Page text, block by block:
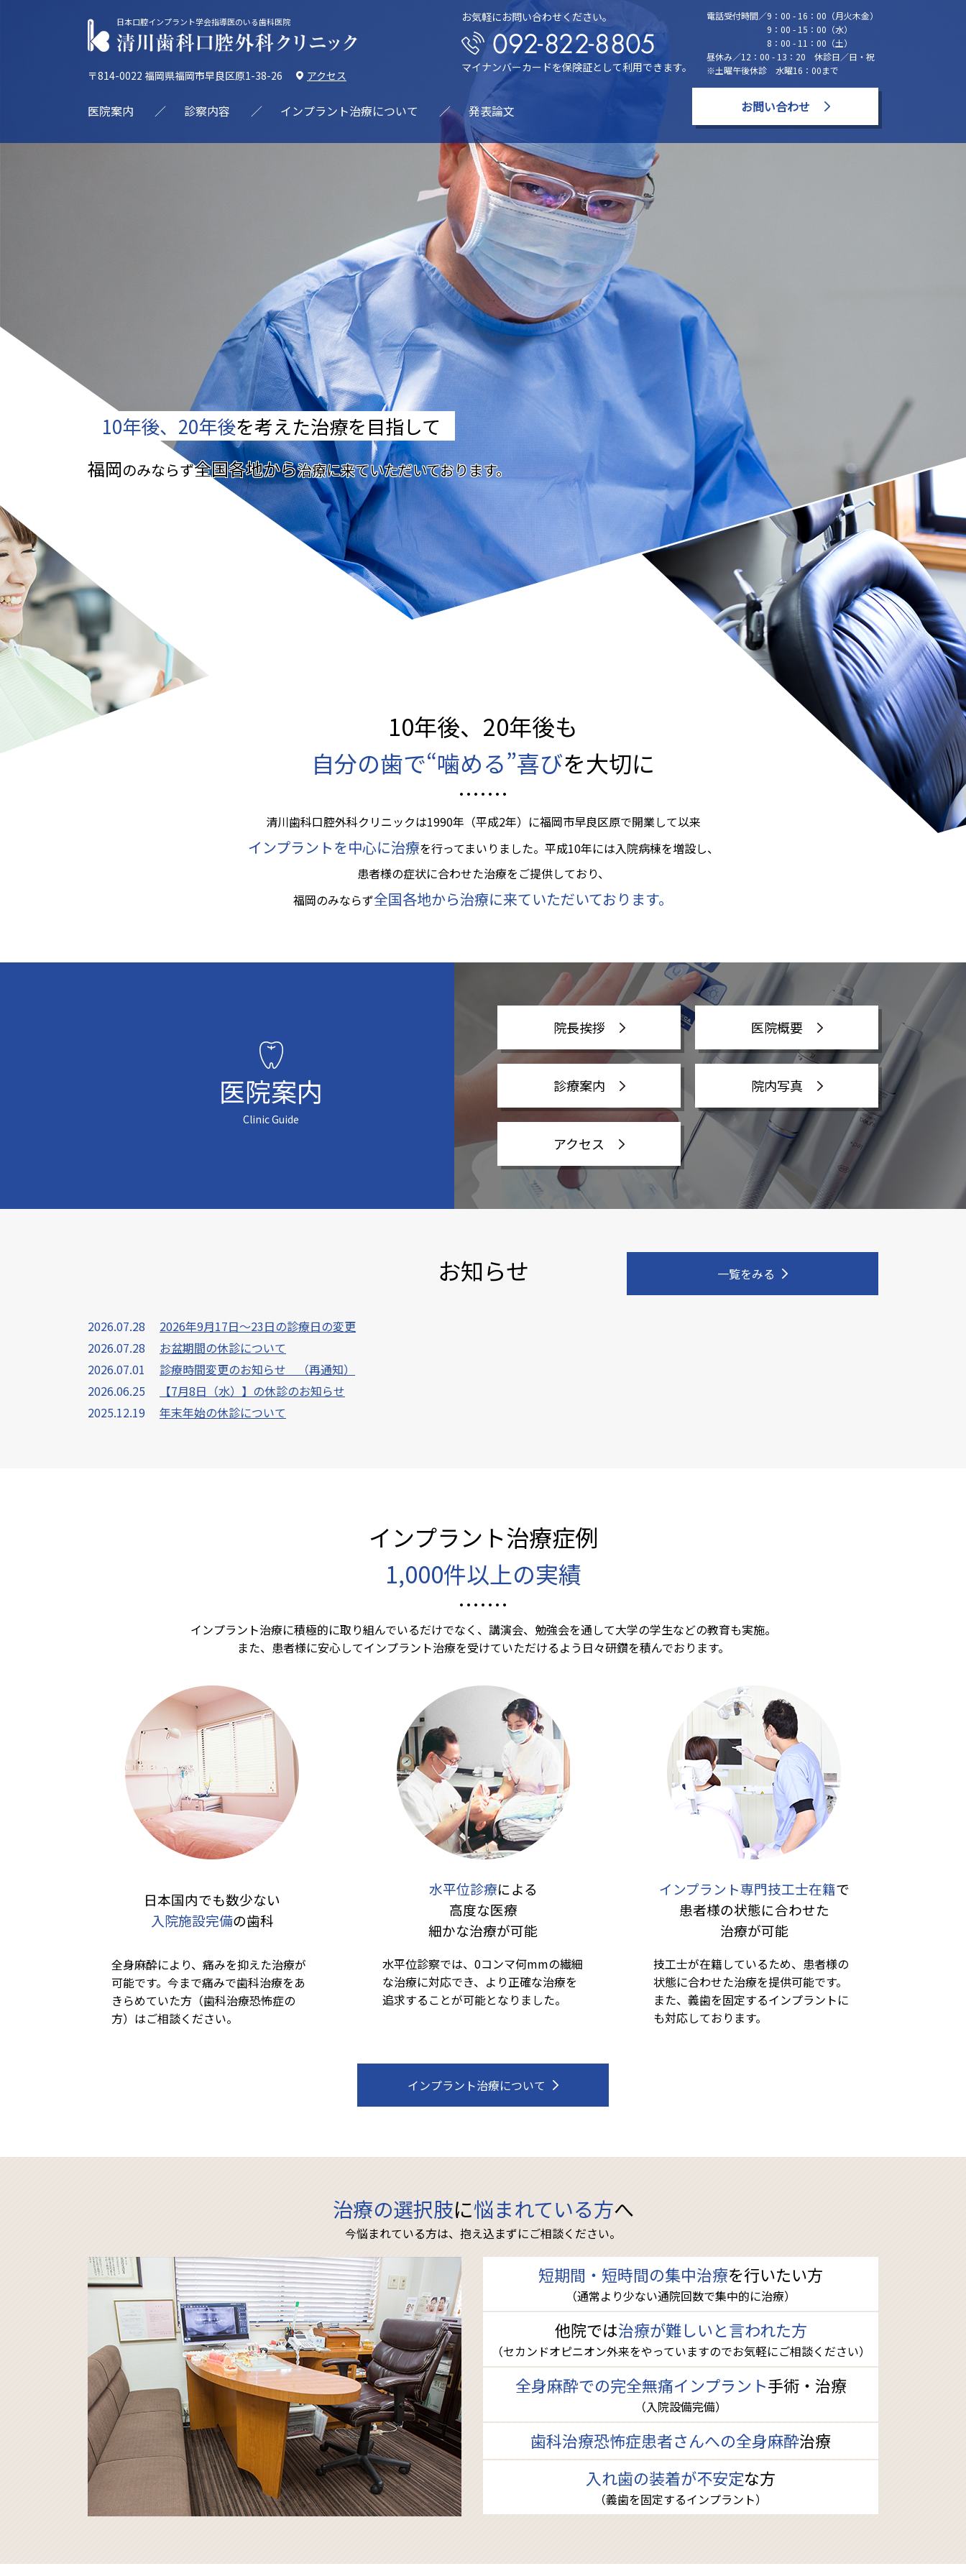
日本口腔インプラント学会指導医のいる歯科医院
〒814-0022 福岡県福岡市早良区原1-38-26 アクセス
医院案内 診察内容 インプラント治療について 発表論文
お気軽にお問い合わせください。
マイナンバーカードを保険証として利用できます。
電話受付時間／9：00 - 16：00（月火木金）
9：00 - 15：00（水）
8：00 - 11：00（土）
昼休み／12：00 - 13：20 休診日／日・祝
※土曜午後休診 水曜16：00まで
お問い合わせ
10年後、20年後を考えた治療を目指して
福岡のみならず全国各地から治療に来ていただいております。
10年後、20年後も
自分の歯で“噛める”喜びを大切に
清川歯科口腔外科クリニックは1990年（平成2年）に福岡市早良区原で開業して以来
インプラントを中心に治療を行ってまいりました。平成10年には入院病棟を増設し、
患者様の症状に合わせた治療をご提供しており、
福岡のみならず全国各地から治療に来ていただいております。
医院案内
Clinic Guide
院長挨拶 医院概要
診療案内 院内写真
アクセス
お知らせ
2026.07.28
2026年9月17日～23日の診療日の変更
2026.07.28
お盆期間の休診について
2026.07.01
診療時間変更のお知らせ （再通知）
2026.06.25
【7月8日（水）】の休診のお知らせ
2025.12.19
年末年始の休診について
【9/30（金）午後～10/1（土）】休診のお知らせ
インプラント治療はお気軽にご相談ください
1月・2月上旬のご予約に関して
抜歯前の注意点
2021.10.13
親知らずの抜歯について
2021.09.14
新型コロナウイルス感染症対策について
2021.08.26
予約に関して
2021.08.26
ワクチン接種後の受診に関して
2021.06.11
★★歯科衛生士募集中（パート・アルバイト・正社員）★★
2021.01.15
新型コロナウイルス感染症対策について
年末年始のお知らせです。
お盆期間の診療のお知らせ
診療時間の短縮に関して
新型コロナウイルス感染症対策について
2019.07.24
駐車場が増えました！
2019.06.14
インプラント治療はお気軽にご相談ください
2019.05.16
親知らずでお悩みの方へ
一覧をみる
インプラント治療症例
1,000件以上の実績
インプラント治療に積極的に取り組んでいるだけでなく、講演会、勉強会を通して大学の学生などの教育も実施。
また、患者様に安心してインプラント治療を受けていただけるよう日々研鑽を積んでおります。
日本国内でも数少ない
入院施設完備の歯科
全身麻酔により、痛みを抑えた治療が
可能です。今まで痛みで歯科治療をあ
きらめていた方（歯科治療恐怖症の
方）はご相談ください。
水平位診療による
高度な医療
細かな治療が可能
水平位診察では、0コンマ何mmの繊細
な治療に対応でき、より正確な治療を
追求することが可能となりました。
インプラント専門技工士在籍で
患者様の状態に合わせた
治療が可能
技工士が在籍しているため、患者様の
状態に合わせた治療を提供可能です。
また、義歯を固定するインプラントに
も対応しております。
インプラント治療について
治療の選択肢に悩まれている方へ
今悩まれている方は、抱え込まずにご相談ください。
短期間・短時間の集中治療を行いたい方
（通常より少ない通院回数で集中的に治療）
他院では治療が難しいと言われた方
（セカンドオピニオン外来をやっていますのでお気軽にご相談ください）
全身麻酔での完全無痛インプラント手術・治療
（入院設備完備）
歯科治療恐怖症患者さんへの全身麻酔治療
入れ歯の装着が不安定な方
（義歯を固定するインプラント）